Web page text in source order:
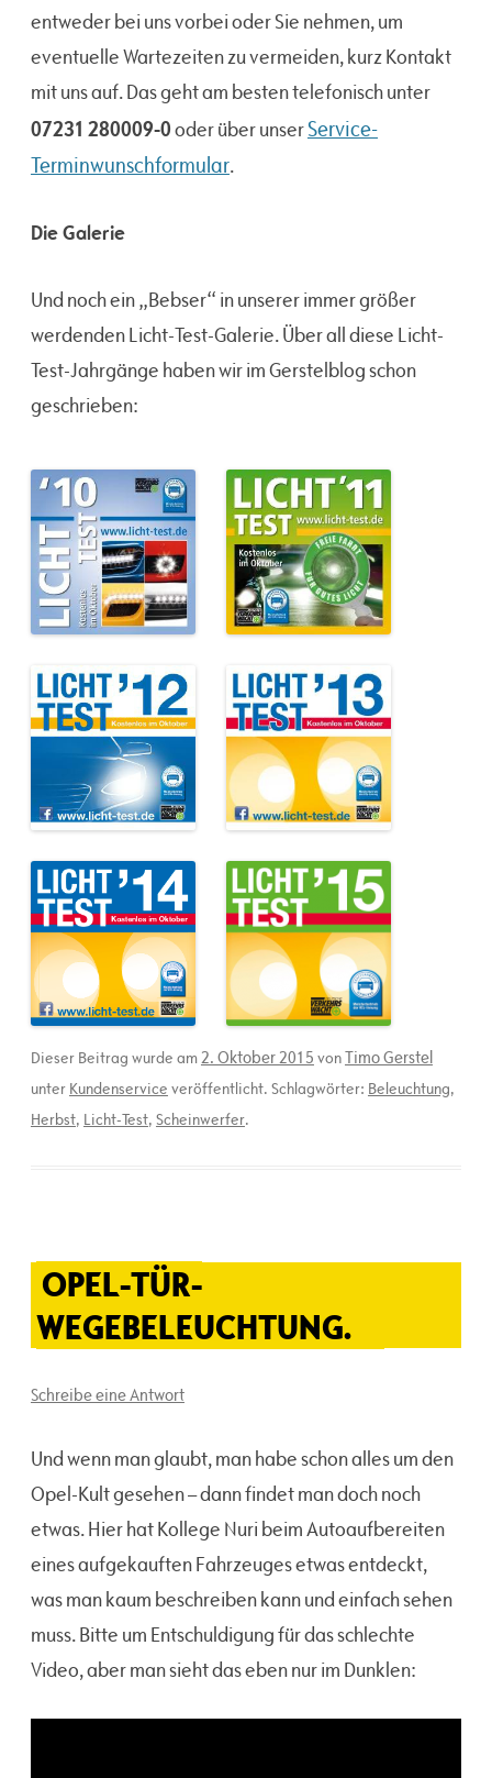
entweder bei uns vorbei oder Sie nehmen, um
eventuelle Wartezeiten zu vermeiden, kurz Kontakt
mit uns auf. Das geht am besten telefonisch unter
07231 280009-0oder über unserService-
Terminwunschformular.
Die Galerie
Und noch ein „Bebser“ in unserer immer größer
werdenden Licht-Test-Galerie. Über all diese Licht-
Test-Jahrgänge haben wir im Gerstelblog schon
geschrieben:
Dieser Beitrag wurde am 2. Oktober 2015 vonTimo Gerstel
unter Kundenservice veröffentlicht. Schlagwörter: Beleuchtung,
Herbst, Licht-Test, Scheinwerfer.
OPEL-TÜR-
WEGEBELEUCHTUNG.
Schreibe eine Antwort
Und wenn man glaubt, man habe schon alles um den
Opel-Kult gesehen – dann findet man doch noch
etwas. Hier hat Kollege Nuri beim Autoaufbereiten
eines aufgekauften Fahrzeuges etwas entdeckt,
was man kaum beschreiben kann und einfach sehen
muss. Bitte um Entschuldigung für das schlechte
Video, aber man sieht das eben nur im Dunklen: